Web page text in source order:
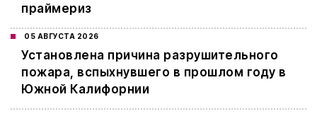
праймериз
05 АВГУСТА 2026
Установлена причина разрушительного
пожара, вспыхнувшего в прошлом году в
Южной Калифорнии